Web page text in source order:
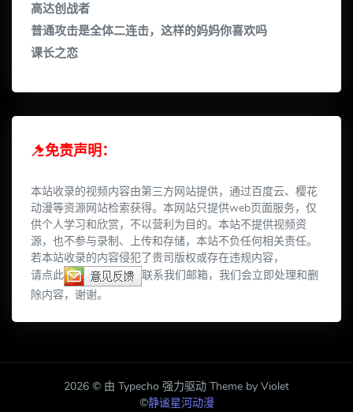
高达创战者
普通攻击是全体二连击，这样的妈妈你喜欢吗
课长之恋
免责声明：
本站收录的视频内容由第三方网站提供，通过百度云、樱花
动漫等资源网站检索获得。本网站只提供web页面服务，仅
供个人学习和欣赏，不以营利为目的。本站不提供视频资
源，也不参与录制、上传和存储，本站不负任何相关责任。
若本站收录的内容侵犯了贵司版权或存在违规内容，
请点此
联系我们邮箱，我们会立即处理和删
除内容，谢谢。
2026 © 由 Typecho 强力驱动 Theme by Violet
©静谧星河动漫